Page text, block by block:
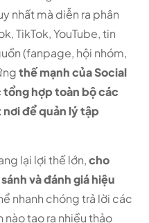
nhất mà diễn ra phân
TikTok, YouTube, tin
(fanpage, hội nhóm,
thế mạnh của Social
tổng hợp toàn bộ các
để quản lý tập
lại lợi thế lớn,cho
và đánh giá hiệu
nhanh chóng trả lời các
nào tạo ra nhiều thảo